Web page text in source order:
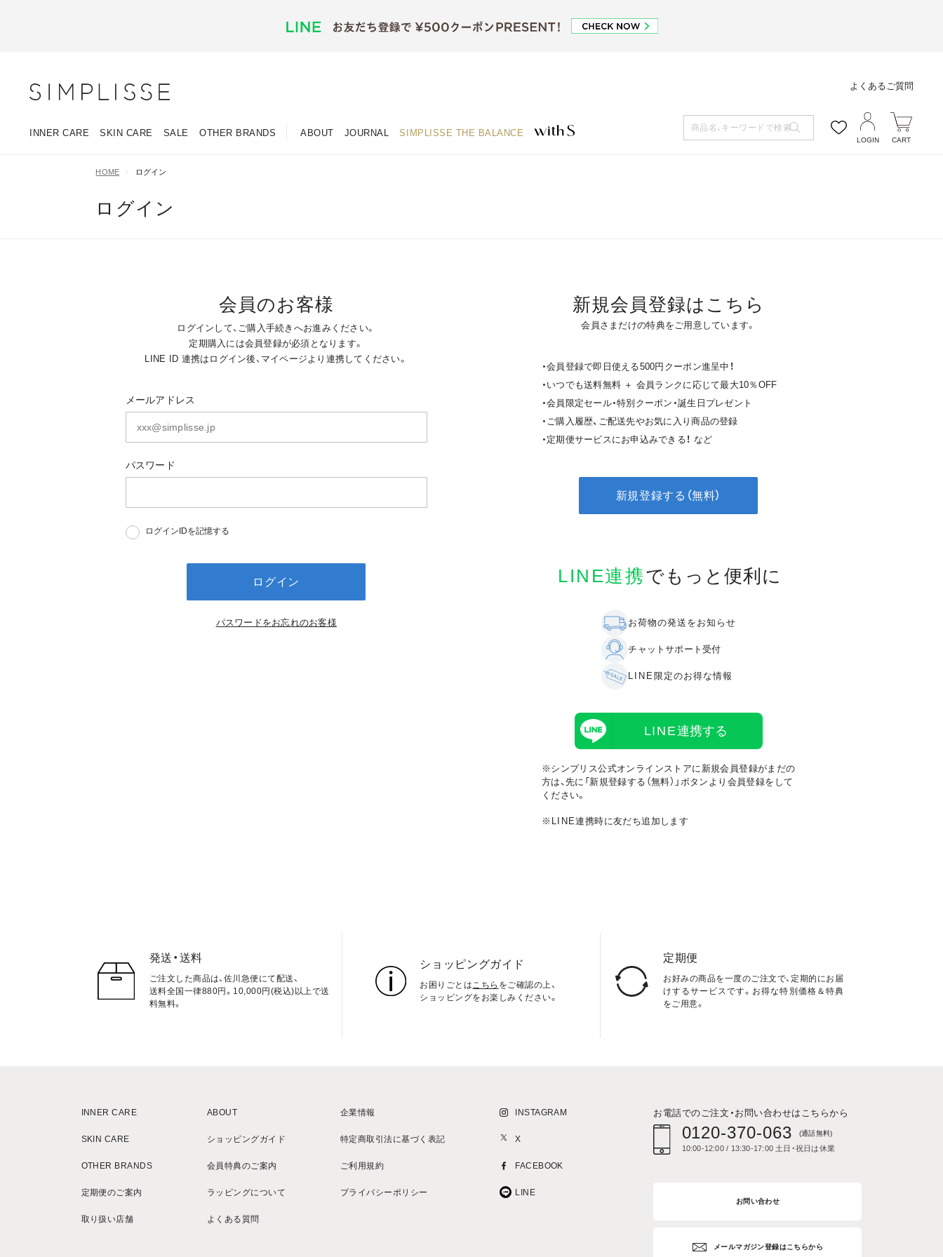
INNER CARE SKIN CARE SALE OTHER BRANDS ABOUT JOURNAL SIMPLISSE THE BALANCE
よくあるご質問
LOGIN CART
HOME ログイン
ログイン
会員のお客様
ログインして、ご購入手続きへお進みください。
定期購入には会員登録が必須となります。
LINE ID 連携はログイン後、マイページより連携してください。
メールアドレス
パスワード
ログインIDを記憶する
ログイン
パスワードをお忘れのお客様
新規会員登録はこちら
会員さまだけの特典をご用意しています。
・会員登録で即日使える500円クーポン進呈中！
・いつでも送料無料 ＋ 会員ランクに応じて最大10％OFF
・会員限定セール・特別クーポン・誕生日プレゼント
・ご購入履歴、ご配送先やお気に入り商品の登録
・定期便サービスにお申込みできる！ など
新規登録する（無料）
LINE連携で もっと便利に
お荷物の発送をお知らせ
チャットサポート受付
LINE 限定のお得な情報
LINE連携する
※シンプリス公式オンラインストアに新規会員登録がまだの
方は、先に「新規登録する（無料）」ボタンより会員登録をして
ください。
※LINE連携時に友だち追加します
発送・送料
ご注文した商品は、佐川急便にて配送、
送料全国一律880円。10,000円(税込)以上で送
料無料。
ショッピングガイド
お困りごとは こちら をご確認の上、
ショッピングをお楽しみください。
定期便
お好みの商品を一度のご注文で、定期的にお届
けするサービスです。お得な特別価格＆特典
をご用意。
INNER CARE
SKIN CARE
OTHER BRANDS
定期便のご案内
取り扱い店舗
ABOUT
ショッピングガイド
会員特典のご案内
ラッピングについて
よくある質問
企業情報
特定商取引法に基づく表記
ご利用規約
プライバシーポリシー
INSTAGRAM
X
FACEBOOK
LINE
お電話でのご注文・お問い合わせはこちらから
0120-370-063 (通話無料)
10:00-12:00 / 13:30-17:00 土日・祝日は休業
お問い合わせ
メールマガジン登録はこちらから